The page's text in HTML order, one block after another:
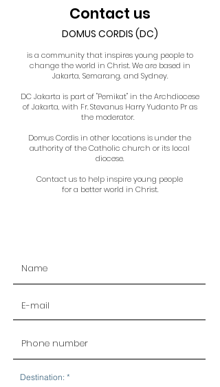
Contact us
DOMUS CORDIS (DC)
is a community that inspires young people to
change the world in Christ. We are based in
Jakarta, Semarang, and Sydney.
DC Jakarta is part of "Pemikat" in the Archdiocese
of Jakarta, with Fr. Stevanus Harry Yudanto Pr as
the moderator.
Domus Cordis in other locations is under the
authority of the Catholic church or its local
diocese.
Contact us to help inspire young people
for a better world in Christ.
Destination: *